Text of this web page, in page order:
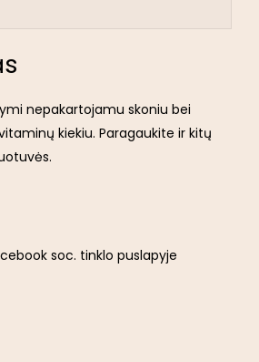
nepakartojamu skoniu bei
kiekiu. Paragaukite ir kitų
soc. tinklo puslapyje